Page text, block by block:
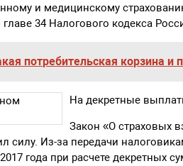
и медицинскому
главе 34 Налогового кодекса
потребительская корзина
На декретные
Закон «О страховых
силу. Из-за передачи
года при расчете